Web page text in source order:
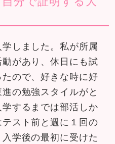
しました。私が所属
があり、休日にも試
ので、好きな時に好
の勉強スタイルがと
するまでは部活しか
スト前と週に１回の
学後の最初に受けた